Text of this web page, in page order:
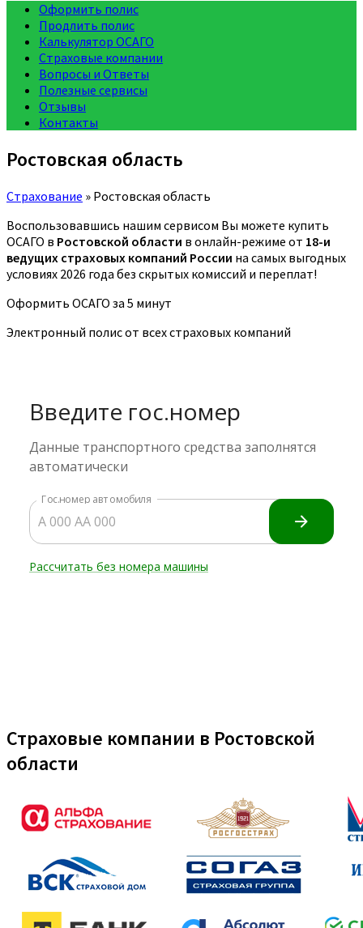
Оформить полис
Продлить полис
Калькулятор ОСАГО
Страховые компании
Вопросы и Ответы
Полезные сервисы
Отзывы
Контакты
Ростовская область
Страхование » Ростовская область
Воспользовавшись нашим сервисом Вы можете купить
ОСАГО в Ростовской области в онлайн-режиме от 18-и
ведущих страховых компаний России на самых выгодных
условиях 2026 года без скрытых комиссий и переплат!
Оформить ОСАГО за 5 минут
Электронный полис от всех страховых компаний
Страховые компании в Ростовской
области